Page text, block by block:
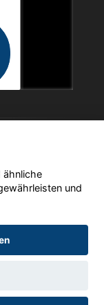
Automobile
AGB (Service)
ähnliche
und